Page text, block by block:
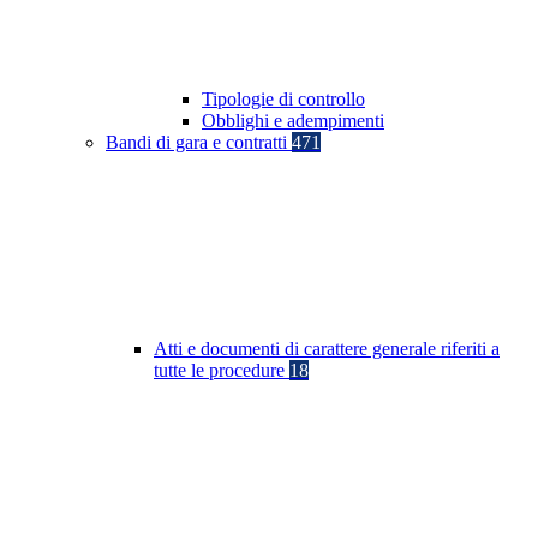
Tipologie di controllo
Obblighi e adempimenti
Bandi di gara e contratti 471
Atti e documenti di carattere generale riferiti a
tutte le procedure 18